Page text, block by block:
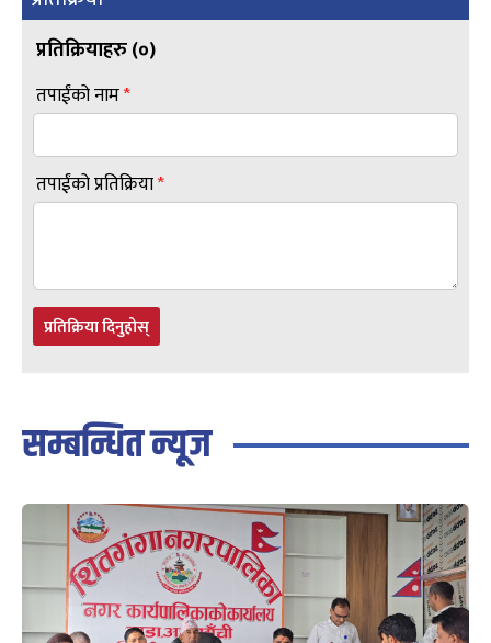
प्रतिक्रियाहरु (०)
तपाईंको नाम*
तपाईंको प्रतिक्रिया*
प्रतिक्रिया दिनुहोस्
सम्बन्धित न्यूज